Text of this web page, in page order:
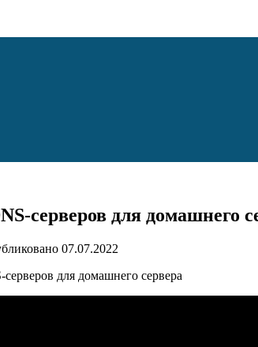
серверов для домашнего
07.07.2022